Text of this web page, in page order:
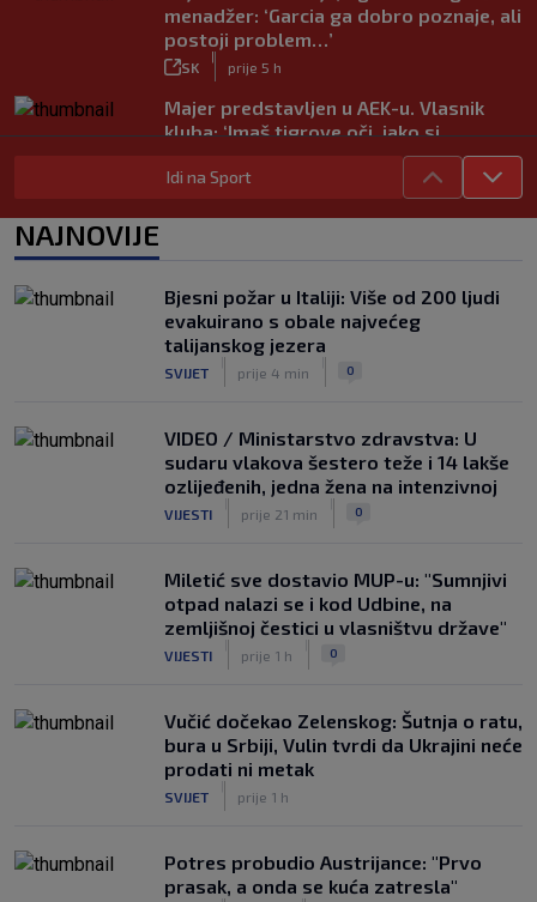
menadžer: ‘Garcia ga dobro poznaje, ali
postoji problem…’
SK prije 5 h
Majer predstavljen u AEK-u. Vlasnik
kluba: ‘Imaš tigrove oči, jako si
SK
|
prije 4 h
Bio je hit druge lige, a sada s Istrom
SK prije 5 h
VIDEO / Tenisač se požalio na
gledatelja koji mu je smetao, reakcija
suca je hit
Idi na Sport
NAJNOVIJE
Bjesni požar u Italiji: Više od 200 ljudi
evakuirano s obale najvećeg
talijanskog jezera
SVIJET prije 4 min 0
VIDEO / Ministarstvo zdravstva: U
sudaru vlakova šestero teže i 14 lakše
ozlijeđenih, jedna žena na intenzivnoj
VIJESTI prije 21 min 0
Miletić sve dostavio MUP-u: "Sumnjivi
otpad nalazi se i kod Udbine, na
zemljišnoj čestici u vlasništvu države"
VIJESTI prije 1 h 0
Vučić dočekao Zelenskog: Šutnja o ratu,
bura u Srbiji, Vulin tvrdi da Ukrajini neće
prodati ni metak
SVIJET prije 1 h
Potres probudio Austrijance: "Prvo
prasak, a onda se kuća zatresla"